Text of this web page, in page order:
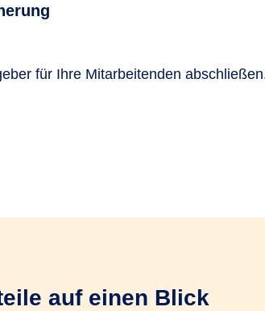
für Ihre Mitarbeitenden
(bKV).
auf einen Blick